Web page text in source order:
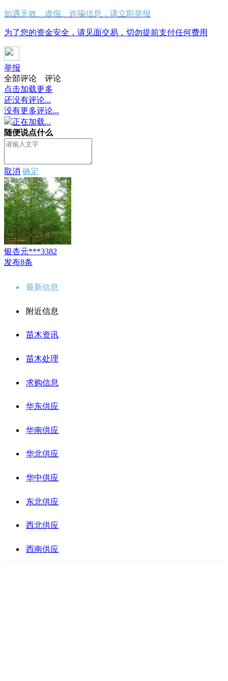
如遇无效、虚假、诈骗信息，请立即举报
为了您的资金安全，请见面交易，切勿提前支付任何费用
举报
全部评论
评论
点击加载更多
还没有评论...
没有更多评论...
正在加载...
随便说点什么
取消 确定
银杏元***3382
发布8条
最新信息
附近信息
苗木资讯
苗木处理
求购信息
华东供应
华南供应
华北供应
华中供应
东北供应
西北供应
西南供应